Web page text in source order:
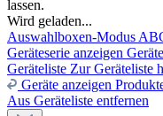
lassen.
Wird geladen...
Auswahlboxen-Modus
Geräteserie anzeigen
Geräteliste Zur Geräteliste
Geräte anzeigen
Aus Geräteliste entfernen